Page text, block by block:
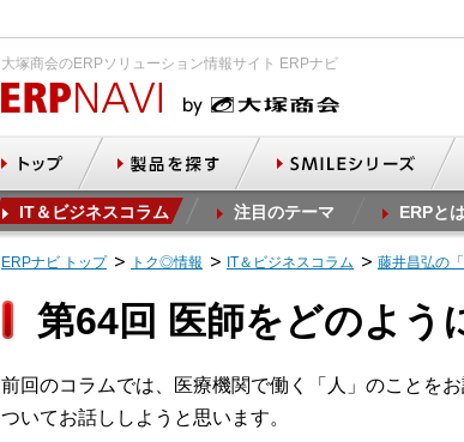
大塚商会のERPソリューション情報サイト ERPナビ
IT＆ビジネスコラム 注目のテーマ ERPと
ERPナビ トップ トク◎情報 IT＆ビジネスコラム 藤井昌弘の
第64回 医師をどのよう
前回のコラムでは、医療機関で働く「人」のことを
ついてお話ししようと思います。